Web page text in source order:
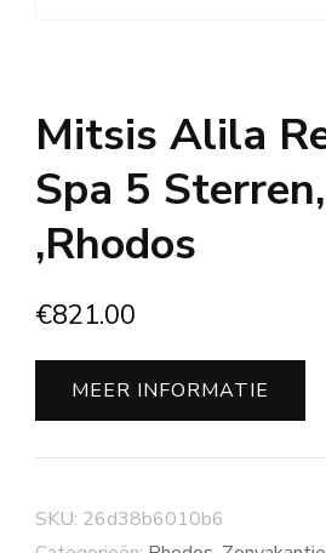
Mitsis Alila
Spa 5
,Rhodos
€821.00
MEER INFORMATIE
SKU: 26d38b6010b6